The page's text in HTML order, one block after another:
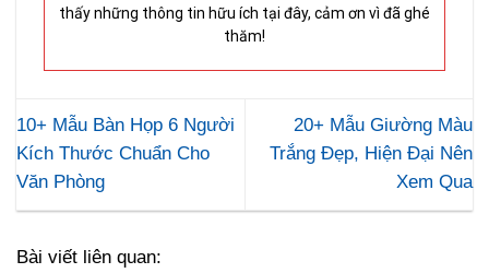
thấy những thông tin hữu ích tại đây, cảm ơn vì đã ghé
thăm!
10+ Mẫu Bàn Họp 6 Người
Kích Thước Chuẩn Cho
Văn Phòng
20+ Mẫu Giường Màu
Trắng Đẹp, Hiện Đại Nên
Xem Qua
Bài viết liên quan: